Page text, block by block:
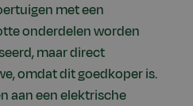
met een
onderdelen worden
maar direct
omdat dit goedkoper is.
aan een elektrische